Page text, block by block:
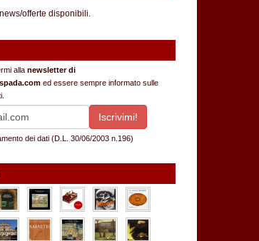
offerte disponibili.
alla newsletter di
ed essere sempre informato sulle
dei dati (D.L. 30/06/2003 n.196)